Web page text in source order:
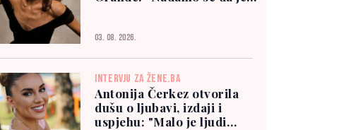
03. 08. 2026.
INTERVJU ZA ŽENE.BA
Antonija Čerkez otvorila
dušu o ljubavi, izdaji i
uspjehu: "Malo je ljudi